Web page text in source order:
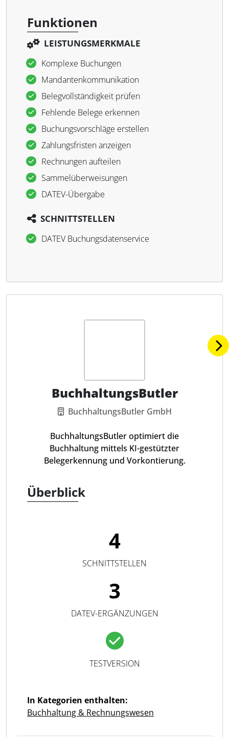
Funktionen
LEISTUNGSMERKMALE
Komplexe Buchungen
Mandantenkommunikation
Belegvollständigkeit prüfen
Fehlende Belege erkennen
Buchungsvorschläge erstellen
Zahlungsfristen anzeigen
Rechnungen aufteilen
Sammelüberweisungen
DATEV-Übergabe
SCHNITTSTELLEN
DATEV Buchungsdatenservice
BuchhaltungsButler
BuchhaltungsButler GmbH
BuchhaltungsButler optimiert die
Buchhaltung mittels KI-gestützter
Belegerkennung und Vorkontierung.
Überblick
4
SCHNITTSTELLEN
3
DATEV-ERGÄNZUNGEN
TESTVERSION
In Kategorien enthalten:
Buchhaltung & Rechnungswesen